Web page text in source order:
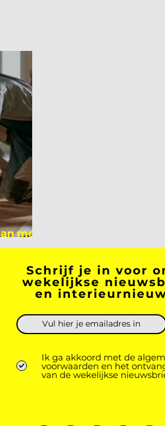
meer
Schrijf je in voor
wekelijkse
en
Ik ga akkoord met de
voorwaarden en het
van de wekelijkse